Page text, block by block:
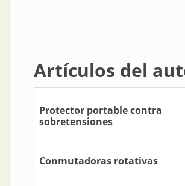
Artículos del
Protector portable contra
sobretensiones
Conmutadoras rotativas